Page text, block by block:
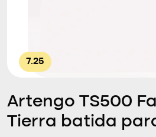
7.25
Artengo TS500
Tierra batida